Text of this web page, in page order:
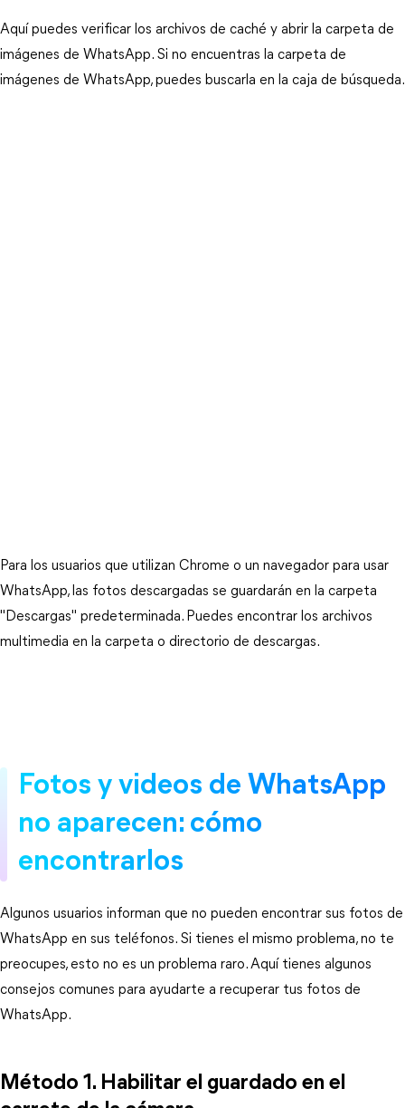
Aquí puedes verificar los archivos de caché y abrir la carpeta de
imágenes de WhatsApp. Si no encuentras la carpeta de
imágenes de WhatsApp, puedes buscarla en la caja de búsqueda.
Para los usuarios que utilizan Chrome o un navegador para usar
WhatsApp, las fotos descargadas se guardarán en la carpeta
"Descargas" predeterminada. Puedes encontrar los archivos
multimedia en la carpeta o directorio de descargas.
Fotos y videos de WhatsApp
no aparecen: cómo
encontrarlos
Algunos usuarios informan que no pueden encontrar sus fotos de
WhatsApp en sus teléfonos. Si tienes el mismo problema, no te
preocupes, esto no es un problema raro. Aquí tienes algunos
consejos comunes para ayudarte a recuperar tus fotos de
WhatsApp.
Método 1. Habilitar el guardado en el